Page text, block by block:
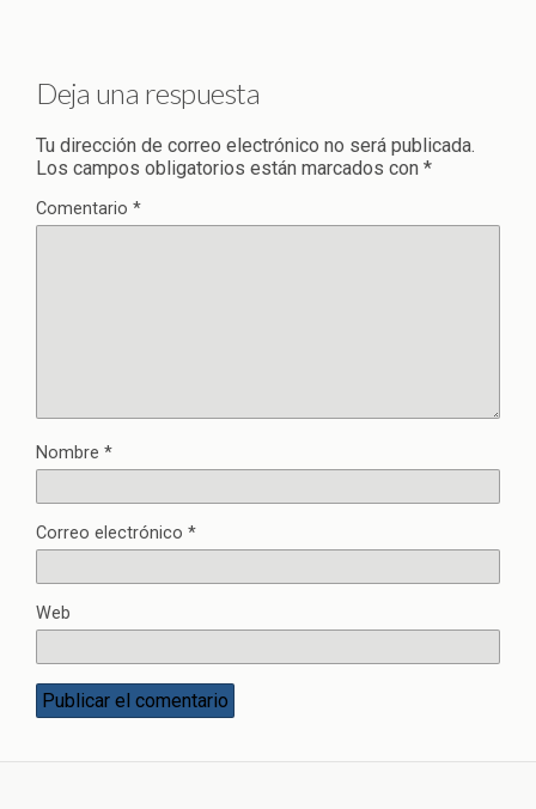
Deja una respuesta
Tu dirección de correo electrónico no será publicada.
Los campos obligatorios están marcados con *
Comentario *
Nombre *
Correo electrónico *
Web